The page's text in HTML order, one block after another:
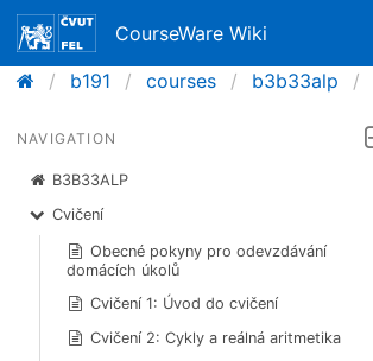
CourseWare Wiki
b191
courses b3b33alp
NAVIGATION
B3B33ALP
Cvičení
Obecné pokyny pro odevzdávání
domácích úkolů
Cvičení 1: Úvod do cvičení
Cvičení 2: Cykly a reálná aritmetika